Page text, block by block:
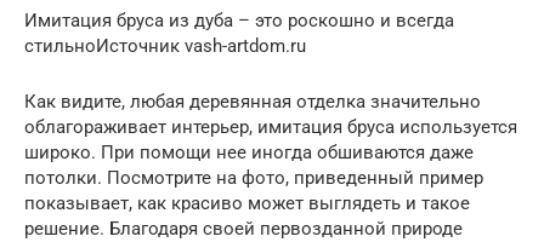
Имитация бруса из дуба – это роскошно и всегда
стильноИсточник vash-artdom.ru
Как видите, любая деревянная отделка значительно
облагораживает интерьер, имитация бруса используется
широко. При помощи нее иногда обшиваются даже
потолки. Посмотрите на фото, приведенный пример
показывает, как красиво может выглядеть и такое
решение. Благодаря своей первозданной природе